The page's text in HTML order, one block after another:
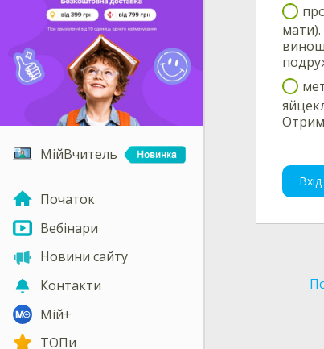
МійВчитель
Початок
Вебінари
Новини сайту
Контакти
Мій+
ТОПи